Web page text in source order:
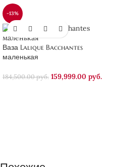
-13%
Ваза Lalique Bacchantes
маленькая
184,500.00руб. 159,999.00 руб.